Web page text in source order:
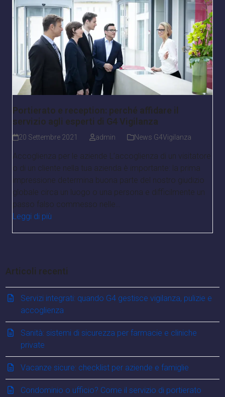
Portierato e reception: perché affidare il
servizio agli esperti di G4 Vigilanza
20 Settembre 2021 admin News G4Vigilanza
Accoglienza per le aziende L’accoglienza di un visitatore
o di un cliente nella tua azienda è importante: la prima
impressione determina buona parte del nostro giudizio
globale circa un luogo o una persona e difficilmente un
passo falso commesso nelle…
Leggi di più
Articoli recenti
Servizi integrati: quando G4 gestisce vigilanza, pulizie e
accoglienza
Sanità: sistemi di sicurezza per farmacie e cliniche
private
Vacanze sicure: checklist per aziende e famiglie
Condominio o ufficio? Come il servizio di portierato